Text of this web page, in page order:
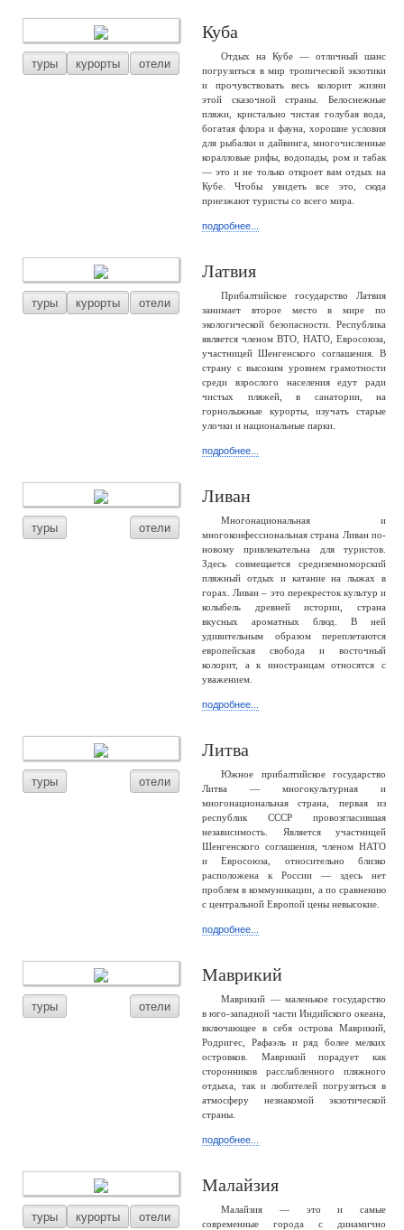
туры курорты отели
Куба
Отдых на Кубе — отличный шанс
погрузиться в мир тропической экзотики
и прочувствовать весь колорит жизни
этой сказочной страны. Белоснежные
пляжи, кристально чистая голубая вода,
богатая флора и фауна, хорошие условия
для рыбалки и дайвинга, многочисленные
коралловые рифы, водопады, ром и табак
— это и не только откроет вам отдых на
Кубе. Чтобы увидеть все это, сюда
приезжают туристы со всего мира.
подробнее...
туры курорты отели
Латвия
Прибалтийское государство Латвия
занимает второе место в мире по
экологической безопасности. Республика
является членом ВТО, НАТО, Евросоюза,
участницей Шенгенского соглашения. В
страну с высоким уровнем грамотности
среди взрослого населения едут ради
чистых пляжей, в санатории, на
горнолыжные курорты, изучать старые
улочки и национальные парки.
подробнее...
туры отели
Ливан
Многонациональная и
многоконфессиональная страна Ливан по-
новому привлекательна для туристов.
Здесь совмещается средиземноморский
пляжный отдых и катание на лыжах в
горах. Ливан – это перекресток культур и
колыбель древней истории, страна
вкусных ароматных блюд. В ней
удивительным образом переплетаются
европейская свобода и восточный
колорит, а к иностранцам относятся с
уважением.
подробнее...
туры отели
Литва
Южное прибалтийское государство
Литва — многокультурная и
многонациональная страна, первая из
республик СССР провозгласившая
независимость. Является участницей
Шенгенского соглашения, членом НАТО
и Евросоюза, относительно близко
расположена к России — здесь нет
проблем в коммуникации, а по сравнению
с центральной Европой цены невысокие.
подробнее...
туры отели
Маврикий
Маврикий — маленькое государство
в юго-западной части Индийского океана,
включающее в себя острова Маврикий,
Родригес, Рафаэль и ряд более мелких
островков. Маврикий порадует как
сторонников расслабленного пляжного
отдыха, так и любителей погрузиться в
атмосферу незнакомой экзотической
страны.
подробнее...
туры курорты отели
Малайзия
Малайзия — это и самые
современные города с динамично